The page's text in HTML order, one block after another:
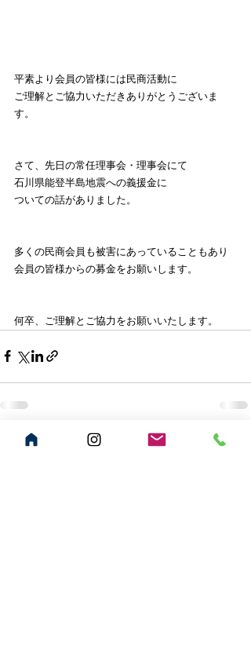
平素より会員の皆様には民商活動に
ご理解とご協力いただきありがとうございま
す。
さて、先日の常任理事会・理事会にて
石川県能登半島地震への義援金に
ついての話がありました。
多くの民商会員も被害にあっていることもあり
会員の皆様からの募金をお願いします。
何卒、ご理解とご協力をお願いいたします。
最新記事 すべて表示